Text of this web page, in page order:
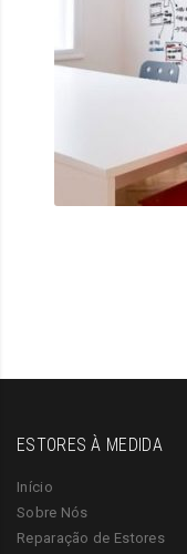
ESTORES À MEDIDA
Início
Sobre Nós
Reparação de Estores